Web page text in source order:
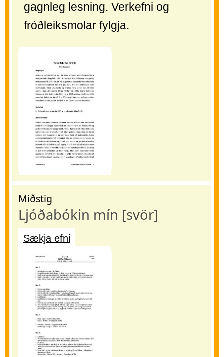
gagnleg lesning. Verkefni og
fróðleiksmolar fylgja.
Miðstig
Ljóðabókin mín [svör]
Sækja efni